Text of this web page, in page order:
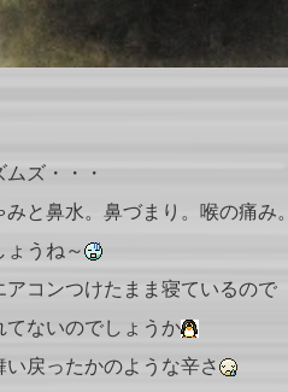
ズ・・・
と鼻水。鼻づまり。喉の痛み。
ょうね～
コンつけたまま寝ているので
てないのでしょうか
戻ったかのような辛さ